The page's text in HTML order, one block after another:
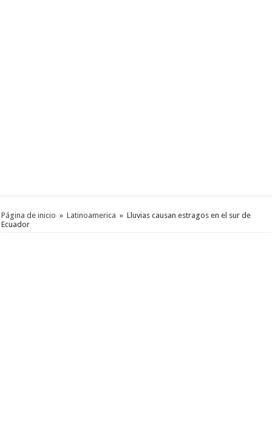
Página de inicio » Latinoamerica » Lluvias causan estragos en el sur de
Ecuador